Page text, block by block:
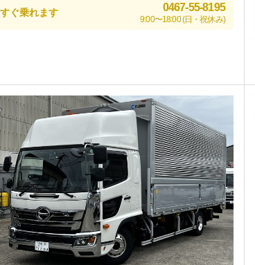
すぐ乗れます 0467-55-8195
9:00〜18:00 (日・祝休み)